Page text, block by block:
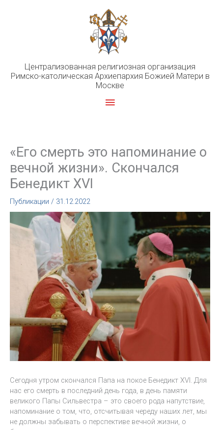
Централизованная религиозная организация
Римско-католическая Архиепархия Божией Матери в
Москве
Главное
«Его смерть это напоминание о
вечной жизни». Скончался
Бенедикт XVI
Публикации / 31.12.2022
Сегодня утром скончался Папа на покое Бенедикт XVI. Для
нас его смерть в последний день года, в день памяти
великого Папы Сильвестра – это своего рода напутствие,
напоминание о том, что, отсчитывая череду наших лет, мы
не должны забывать о перспективе вечной жизни, о